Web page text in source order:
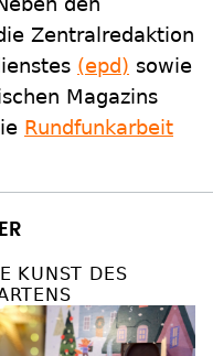
Zentralredaktion
(epd) sowie
Magazins
Rundfunkarbeit
KUNST DES